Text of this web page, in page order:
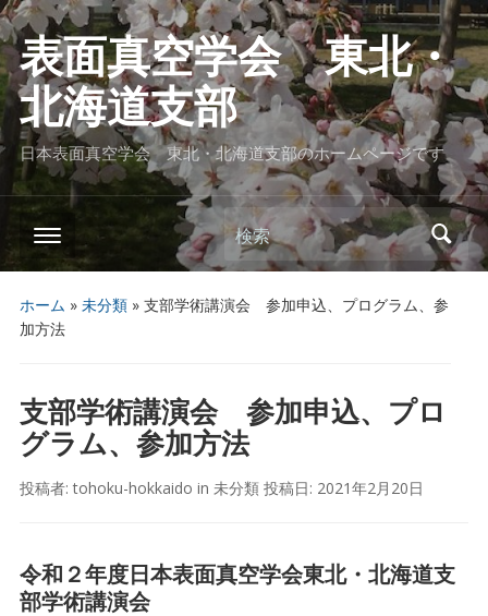
表面真空学会 東北・
北海道支部
日本表面真空学会 東北・北海道支部のホームページです
検索
ホーム » 未分類» 支部学術講演会 参加申込、プログラム、参
加方法
支部学術講演会 参加申込、プロ
グラム、参加方法
投稿者:tohoku-hokkaido in 未分類投稿日: 2021年2月20日
令和２年度日本表面真空学会東北・北海道支
部学術講演会